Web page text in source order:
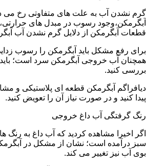
گرم نشدن آب به علت های متفاوتی رخ می
آبگرمکن،وجود رسوب در مبدل های
قطعات آبگرمکن از دلایل گرم نشدن آب
برای رفع مشکل باید آبگرمکن را رسوب
همچنان آب خروجی آبگرمکن سرد است؛ باید
بررسی کنید.
دیافراگم آبگرمکن قطعه ای پلاستیکی و
پیدا کنید و در صورت نیاز آن را تعویض کنید.
رنگ گرفتگی آب داغ خروجی
اگر اخیرا مشاهده کردید که آب داغ به رنگ
سبز درآمده است؛ نشان از مشکل در
بوی آب نیز تغییر می کند.